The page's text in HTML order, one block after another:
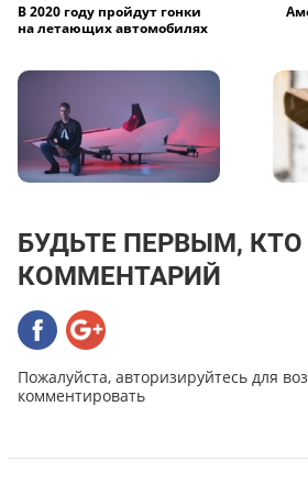
В 2020 году пройдут гонки
на летающих автомобилях
БУДЬТЕ ПЕРВЫМ,
КОММЕНТАРИЙ
Пожалуйста, авторизируйтесь для
комментировать